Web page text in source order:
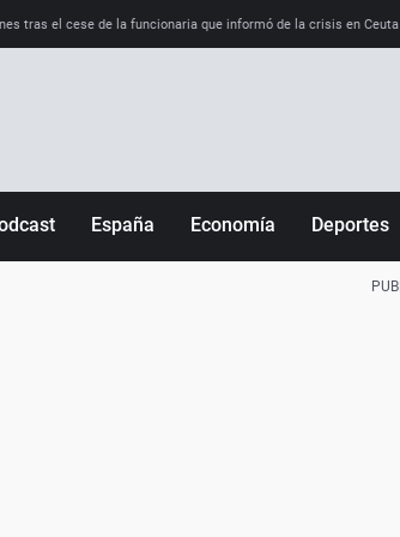
tras el cese de la funcionaria que informó de la crisis en Ceuta
España Economía Deportes